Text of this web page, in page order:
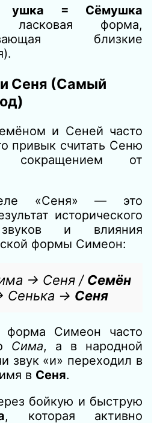
= Сёмушка
ласковая форма,
близкие
Сеня (Самый
и Сеней часто
привык считать Сеню
сокращением от
«Сеня» — это
исторического
звуков и влияния
формы Симеон:
→ Сеня / Семён
Сенька → Сеня
Симеон часто
Сима, а в народной
звук «и» переходил в
в Сеня.
бойкую и быструю
, которая активно